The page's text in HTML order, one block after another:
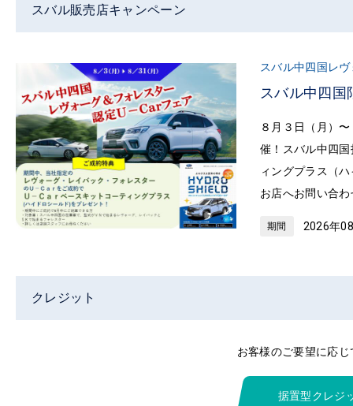
スバル販売店キャンペーン
スバル中四国レ
スバル中四国
８月３日（月）
催！スバル中四
ィングプラス（
お店へお問い合
期間 2026年
クレジット
お客様のご要望に応
据置型クレジ